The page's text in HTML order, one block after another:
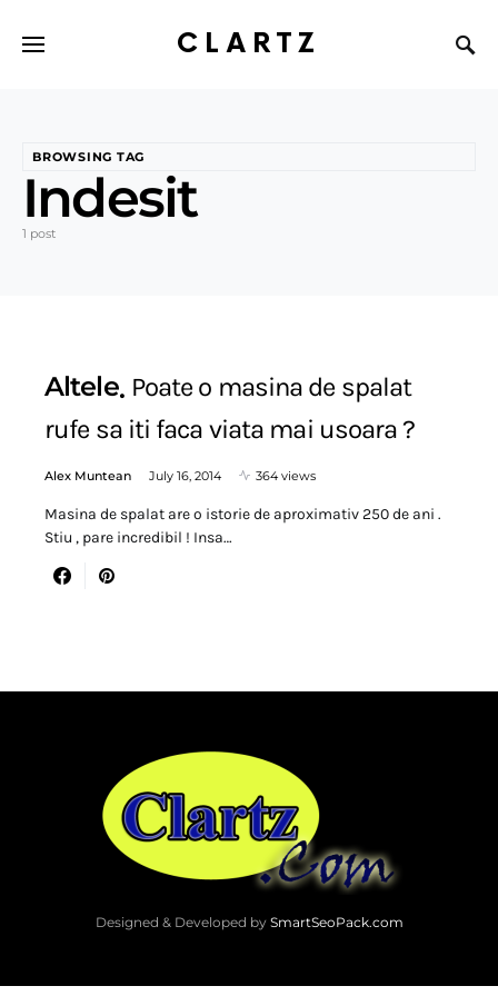
CLARTZ
BROWSING TAG
Indesit
1 post
Altele Poate o masina de spalat
rufe sa iti faca viata mai usoara ?
Alex Muntean July 16, 2014 364 views
Masina de spalat are o istorie de aproximativ 250 de ani .
Stiu , pare incredibil ! Insa…
Designed & Developed by SmartSeoPack.com